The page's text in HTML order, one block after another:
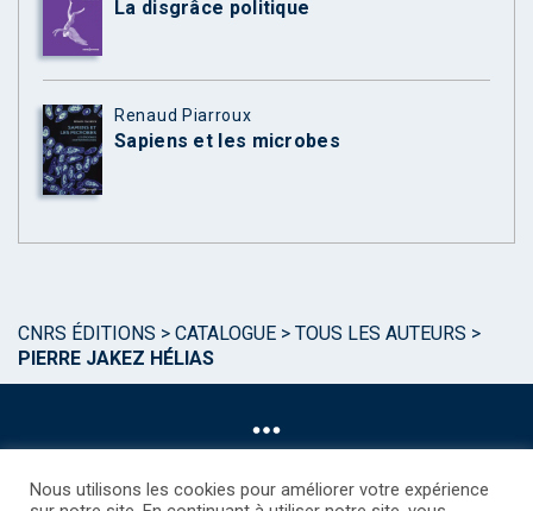
La disgrâce politique
Renaud Piarroux
Sapiens et les microbes
CNRS ÉDITIONS > CATALOGUE > TOUS LES AUTEURS >
PIERRE JAKEZ HÉLIAS
Nous utilisons les cookies pour améliorer votre expérience